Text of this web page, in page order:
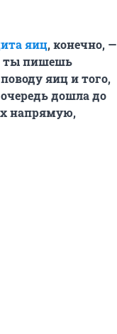
яиц, конечно, —
ты пишешь
яиц и того,
дошла до
напрямую,